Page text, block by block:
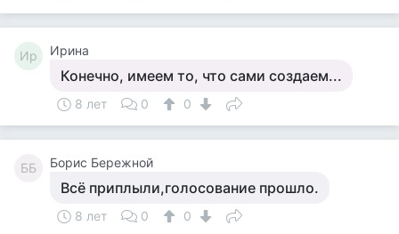
Ир Ирина
Конечно, имеем то, что сами создаем...
8 лет 0 0
ББ Борис Бережной
Всё приплыли,голосование прошло.
8 лет 0 0